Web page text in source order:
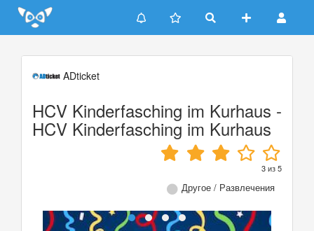
Update cookies preferences
ADticket
HCV Kinderfasching im Kurhaus -
HCV Kinderfasching im Kurhaus
3из5
Другое / Развлечения